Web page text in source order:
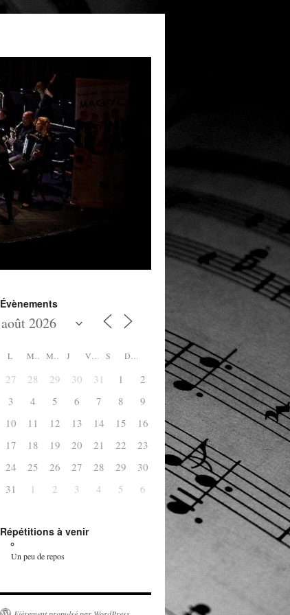
Évènements
L J S
27 28 29 30 31 1
2
3
4 5 6 7 8
9
10
11 12 13 14 15
16
17
18 19 20 21 22
23
24
25 26 27 28 29
30
31
1 2 3 4 5 6
Répétitions à venir
Un peu de repos